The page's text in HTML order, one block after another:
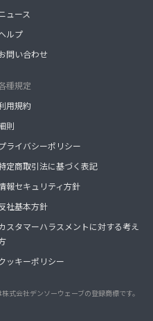
ュース
ルプ
問い合わせ
種規定
用規約
則
ライバシーポリシー
定商取引法に基づく表記
報セキュリティ方針
社基本方針
スタマーハラスメントに対する考え
ッキーポリシー
株式会社デンソーウェーブの登録商標です。